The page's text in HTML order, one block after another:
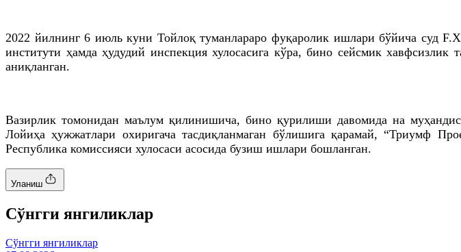
2022 йилнинг 6 июль куни Тойлоқ туманлараро фуқаролик ишлари бўйича суд
институти ҳамда ҳудудий инспекция хулосасига кўра, бино сейсмик хавфсизлик
аниқланган.
Вазирлик томонидан маълум қилинишича, бино қурилиши давомида на
Лойиҳа ҳужжатлари охиригача тасдиқланмаган бўлишига қарамай, “Триумф
Республика комиссияси хулосаси асосида бузиш ишлари бошланган.
Уланиш
Cўнгги янгиликлар
Cўнгги янгиликлар